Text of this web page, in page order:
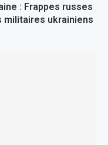
: Frappes russes
ukrainiens